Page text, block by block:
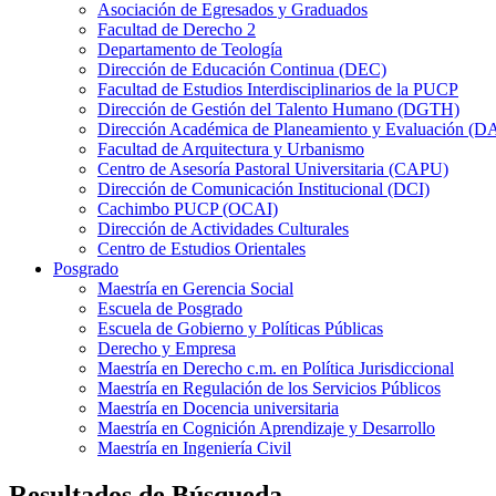
Asociación de Egresados y Graduados
Facultad de Derecho 2
Departamento de Teología
Dirección de Educación Continua (DEC)
Facultad de Estudios Interdisciplinarios de la PUCP
Dirección de Gestión del Talento Humano (DGTH)
Dirección Académica de Planeamiento y Evaluación
Facultad de Arquitectura y Urbanismo
Centro de Asesoría Pastoral Universitaria (CAPU)
Dirección de Comunicación Institucional (DCI)
Cachimbo PUCP (OCAI)
Dirección de Actividades Culturales
Centro de Estudios Orientales
Posgrado
Maestría en Gerencia Social
Escuela de Posgrado
Escuela de Gobierno y Políticas Públicas
Derecho y Empresa
Maestría en Derecho c.m. en Política Jurisdiccional
Maestría en Regulación de los Servicios Públicos
Maestría en Docencia universitaria
Maestría en Cognición Aprendizaje y Desarrollo
Maestría en Ingeniería Civil